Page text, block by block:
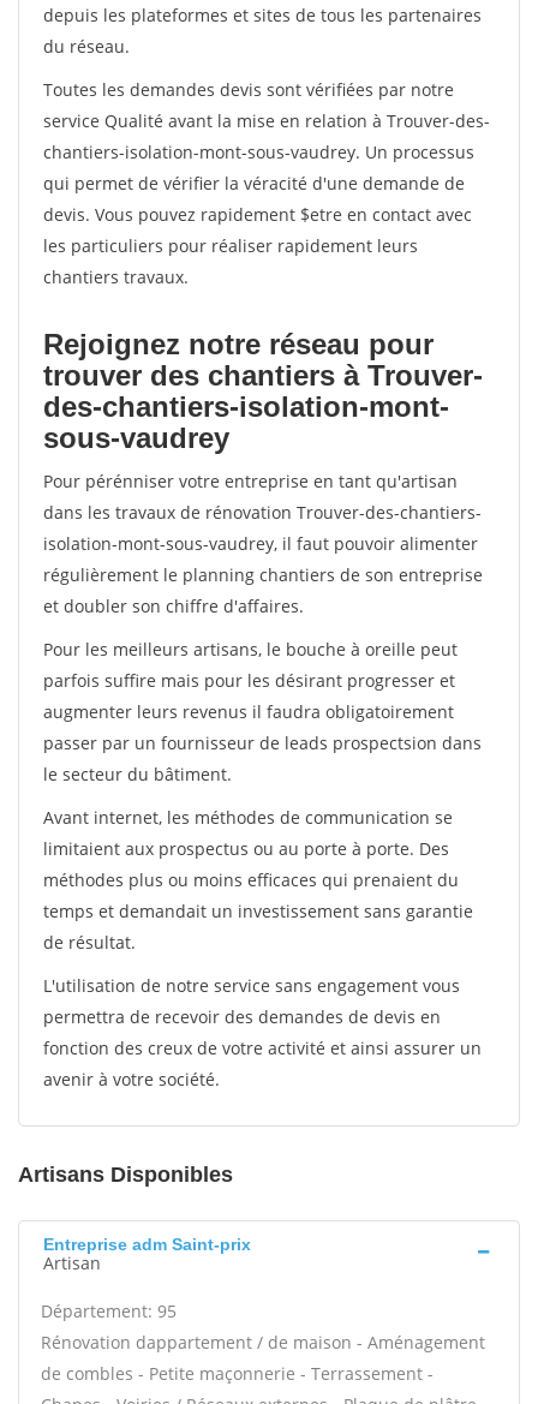
depuis les plateformes et sites de tous les partenaires
du réseau.
Toutes les demandes devis sont vérifiées par notre
service Qualité avant la mise en relation à Trouver-des-
chantiers-isolation-mont-sous-vaudrey. Un processus
qui permet de vérifier la véracité d'une demande de
devis. Vous pouvez rapidement $etre en contact avec
les particuliers pour réaliser rapidement leurs
chantiers travaux.
Rejoignez notre réseau pour
trouver des chantiers à Trouver-
des-chantiers-isolation-mont-
sous-vaudrey
Pour pérénniser votre entreprise en tant qu'artisan
dans les travaux de rénovation Trouver-des-chantiers-
isolation-mont-sous-vaudrey, il faut pouvoir alimenter
régulièrement le planning chantiers de son entreprise
et doubler son chiffre d'affaires.
Pour les meilleurs artisans, le bouche à oreille peut
parfois suffire mais pour les désirant progresser et
augmenter leurs revenus il faudra obligatoirement
passer par un fournisseur de leads prospectsion dans
le secteur du bâtiment.
Avant internet, les méthodes de communication se
limitaient aux prospectus ou au porte à porte. Des
méthodes plus ou moins efficaces qui prenaient du
temps et demandait un investissement sans garantie
de résultat.
L'utilisation de notre service sans engagement vous
permettra de recevoir des demandes de devis en
fonction des creux de votre activité et ainsi assurer un
avenir à votre société.
Artisans Disponibles
Entreprise adm Saint-prix
Artisan
Département: 95
Rénovation dappartement / de maison - Aménagement
de combles - Petite maçonnerie - Terrassement -